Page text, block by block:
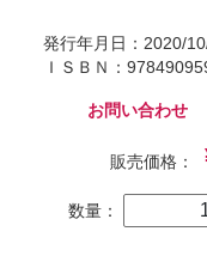
発行年月日：2020/
ＩＳＢＮ：
お問い合わせ
販売価格：
数量：